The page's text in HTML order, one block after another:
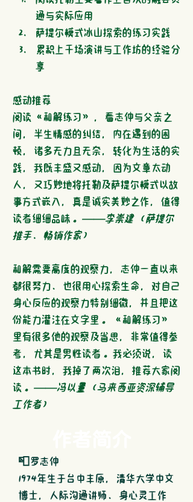
通与实际应用
萨提尔模式冰山探索的练习实践
累积上千场演讲与工作坊的经验分
享
感动推荐
阅读《和解练习》，看志仲与父亲之
间，半生情感的纠结，内在遇到的困
顿，诸多无力且无奈，转化为生活的实
践，我既丰盛又感动，因为文章太动
人，又巧妙地将托勒及萨提尔模式以故
事方式嵌入，真是诚实美妙之作，值得
读者细细品味。 ──李崇建（萨提尔
推手、畅销作家）
和解需要高度的观察力，志仲一直以来
都很努力、也很用心探索生命，对自己
身心反应的观察力特别细微，并且把这
份能力灌注在文字里。《和解练习》
里有很多他的观察及省思，非常值得参
考，尤其是男性读者。我必须说，读
这本书时，我掉了两次泪，推荐大家阅
读。 ──冯以量（马来西亚资深辅导
工作者）
📮 罗志仲
1974年生于台中丰原，清华大学中文
博士，人际沟通讲师、身心灵工作